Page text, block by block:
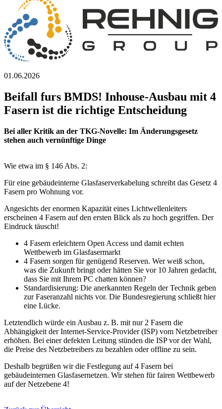
01.06.2026
Beifall f⁠u⁠rs BMDS! Inhouse-Ausbau mit 4
Fasern ist die richtige Entscheidung
Bei aller Kritik an der TKG-Novelle: Im Änderungsgesetz
stehen auch vernünftige Dinge
Wie etwa im § 146 Abs. 2:
Für eine gebäudeinterne Glasfaserverkabelung schreibt das Gesetz 4
Fasern pro Wohnung vor.
Angesichts der enormen Kapazität eines Lichtwellenleiters
erscheinen 4 Fasern auf den ersten Blick als zu hoch gegriffen. Der
Eindruck täuscht!
4 Fasern erleichtern Open Access und damit echten
Wettbewerb im Glasfasermarkt
4 Fasern sorgen für genügend Reserven. Wer weiß schon,
was die Zukunft bringt oder hätten Sie vor 10 Jahren gedacht,
dass Sie mit Ihrem PC chatten können?
Standardisierung: Die anerkannten Regeln der Technik geben
zur Faseranzahl nichts vor. Die Bundesregierung schließt hier
eine Lücke.
Letztendlich würde ein Ausbau z. B. mit nur 2 Fasern die
Abhängigkeit der Internet-Service-Provider (ISP) vom Netzbetreiber
erhöhen. Bei einer defekten Leitung stünden die ISP vor der Wahl,
die Preise des Netzbetreibers zu bezahlen oder offline zu sein.
Deshalb begrüßen wir die Festlegung auf 4 Fasern bei
gebäudeinternen Glasfasernetzen. Wir stehen für fairen Wettbewerb
auf der Netzebene 4!